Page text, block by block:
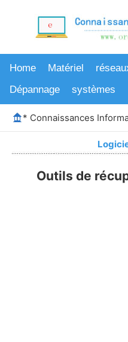
Home Matériel
Dépannage
systèmes
* Connaissances
Outils de